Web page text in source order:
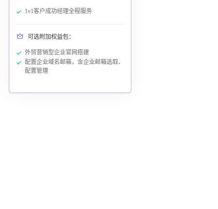
1v1客户成功经理全程服务
可选附加权益包：
外贸营销型企业官网搭建
配置企业域名邮箱，含企业邮箱选取、
配置管理